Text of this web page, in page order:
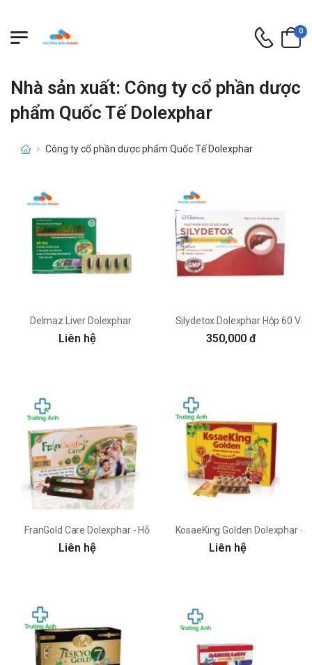
0
Nhà sản xuất: Công ty cổ phần dược
phẩm Quốc Tế Dolexphar
Công ty cổ phần dược phẩm Quốc Tế Dolexphar
Delmaz Liver Dolexphar
Liên hệ
Silydetox Dolexphar Hộp 60
350,000 đ
FranGold Care Dolexphar - Hỗ trợ điều trị cảm, cảm lạnh
Liên hệ
KosaeKing Golden Dolexphar -
Liên hệ